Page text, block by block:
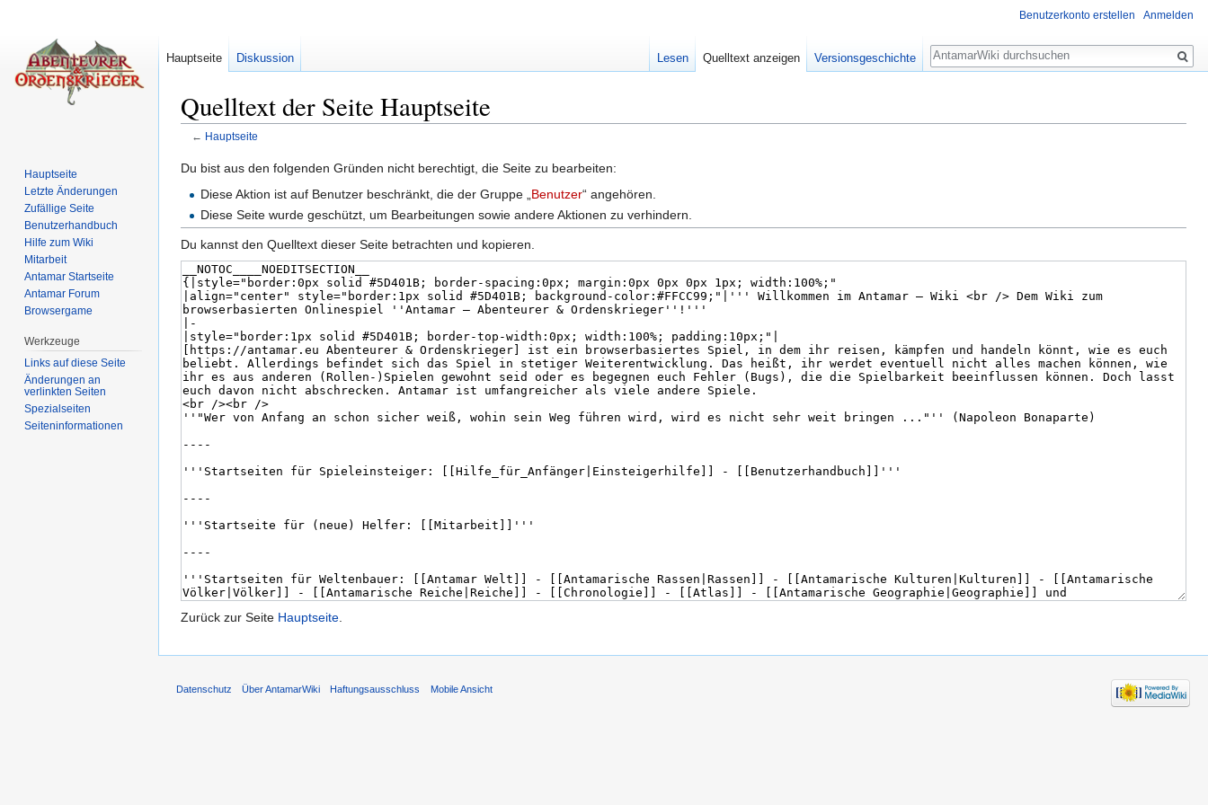
Quelltext der Seite Hauptseite
← Hauptseite
Du bist aus den folgenden Gründen nicht berechtigt, die Seite zu bearbeiten:
Diese Aktion ist auf Benutzer beschränkt, die der Gruppe „ Benutzer“ angehören.
Diese Seite wurde geschützt, um Bearbeitungen sowie andere Aktionen zu verhindern.
Du kannst den Quelltext dieser Seite betrachten und kopieren.
Zurück zur Seite Hauptseite.
Benutzerkonto erstellen Anmelden
Hauptseite Diskussion Lesen Quelltext anzeigen Versionsgeschichte
Suche
Hauptseite
Letzte Änderungen
Zufällige Seite
Benutzerhandbuch
Hilfe zum Wiki
Mitarbeit
Antamar Startseite
Antamar Forum
Browsergame
Werkzeuge
Links auf diese Seite
Änderungen an
verlinkten Seiten
Spezialseiten
Seiten­informationen
Datenschutz Über AntamarWiki Haftungsausschluss Mobile Ansicht